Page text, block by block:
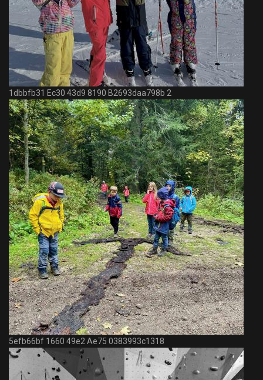
1dbbfb31 Ec30 43d9 8190 B2693daa798b 2
5efb66bf 1660 49e2 Ae75 0383993c1318